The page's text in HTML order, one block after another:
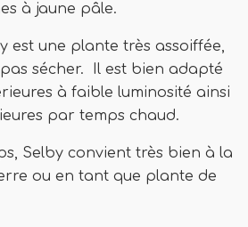
à jaune pâle.
est une plante très assoiffée,
sécher. Il est bien adapté
à faible luminosité ainsi
par temps chaud.
Selby convient très bien à la
ou en tant que plante de